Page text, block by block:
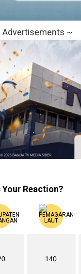
Advertisements ~
Your Reaction?
140